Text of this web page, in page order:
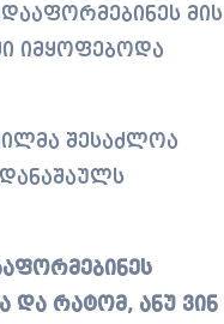
მის
იმყოფებოდა
შესაძლოა
და რატომ, ანუ ვინ